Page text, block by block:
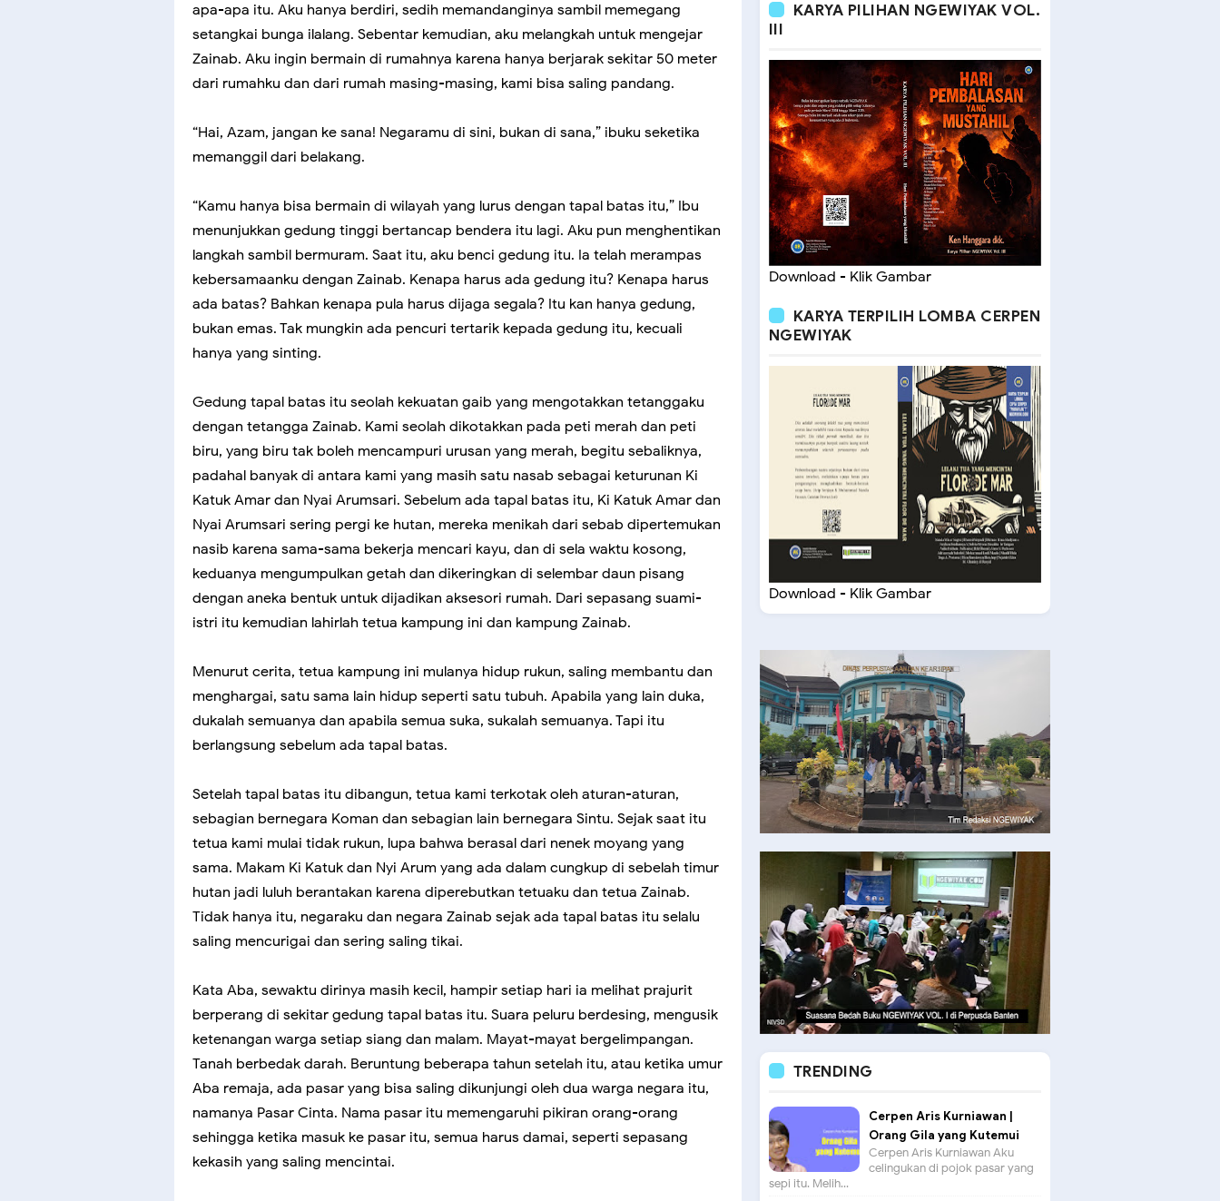
apa-apa itu. Aku hanya berdiri, sedih memandanginya sambil memegang
setangkai bunga ilalang. Sebentar kemudian, aku melangkah untuk mengejar
Zainab. Aku ingin bermain di rumahnya karena hanya berjarak sekitar 50 meter
dari rumahku dan dari rumah masing-masing, kami bisa saling pandang.
“Hai, Azam, jangan ke sana! Negaramu di sini, bukan di sana,” ibuku seketika
memanggil dari belakang.
“Kamu hanya bisa bermain di wilayah yang lurus dengan tapal batas itu,” Ibu
menunjukkan gedung tinggi bertancap bendera itu lagi. Aku pun menghentikan
langkah sambil bermuram. Saat itu, aku benci gedung itu. Ia telah merampas
kebersamaanku dengan Zainab. Kenapa harus ada gedung itu? Kenapa harus
ada batas? Bahkan kenapa pula harus dijaga segala? Itu kan hanya gedung,
bukan emas. Tak mungkin ada pencuri tertarik kepada gedung itu, kecuali
hanya yang sinting.
Gedung tapal batas itu seolah kekuatan gaib yang mengotakkan tetanggaku
dengan tetangga Zainab. Kami seolah dikotakkan pada peti merah dan peti
biru, yang biru tak boleh mencampuri urusan yang merah, begitu sebaliknya,
padahal banyak di antara kami yang masih satu nasab sebagai keturunan Ki
Katuk Amar dan Nyai Arumsari. Sebelum ada tapal batas itu, Ki Katuk Amar dan
Nyai Arumsari sering pergi ke hutan, mereka menikah dari sebab dipertemukan
nasib karena sama-sama bekerja mencari kayu, dan di sela waktu kosong,
keduanya mengumpulkan getah dan dikeringkan di selembar daun pisang
dengan aneka bentuk untuk dijadikan aksesori rumah. Dari sepasang suami-
istri itu kemudian lahirlah tetua kampung ini dan kampung Zainab.
Menurut cerita, tetua kampung ini mulanya hidup rukun, saling membantu dan
menghargai, satu sama lain hidup seperti satu tubuh. Apabila yang lain duka,
dukalah semuanya dan apabila semua suka, sukalah semuanya. Tapi itu
berlangsung sebelum ada tapal batas.
Setelah tapal batas itu dibangun, tetua kami terkotak oleh aturan-aturan,
sebagian bernegara Koman dan sebagian lain bernegara Sintu. Sejak saat itu
tetua kami mulai tidak rukun, lupa bahwa berasal dari nenek moyang yang
sama. Makam Ki Katuk dan Nyi Arum yang ada dalam cungkup di sebelah timur
hutan jadi luluh berantakan karena diperebutkan tetuaku dan tetua Zainab.
Tidak hanya itu, negaraku dan negara Zainab sejak ada tapal batas itu selalu
saling mencurigai dan sering saling tikai.
Kata Aba, sewaktu dirinya masih kecil, hampir setiap hari ia melihat prajurit
berperang di sekitar gedung tapal batas itu. Suara peluru berdesing, mengusik
ketenangan warga setiap siang dan malam. Mayat-mayat bergelimpangan.
Tanah berbedak darah. Beruntung beberapa tahun setelah itu, atau ketika umur
Aba remaja, ada pasar yang bisa saling dikunjungi oleh dua warga negara itu,
namanya Pasar Cinta. Nama pasar itu memengaruhi pikiran orang-orang
sehingga ketika masuk ke pasar itu, semua harus damai, seperti sepasang
kekasih yang saling mencintai.
KARYA PILIHAN NGEWIYAK VOL.
III
Download - Klik Gambar
KARYA TERPILIH LOMBA CERPEN
NGEWIYAK
Download - Klik Gambar
TRENDING
Cerpen Aris Kurniawan |
Orang Gila yang Kutemui
Cerpen Aris Kurniawan Aku
celingukan di pojok pasar yang
sepi itu. Melih...